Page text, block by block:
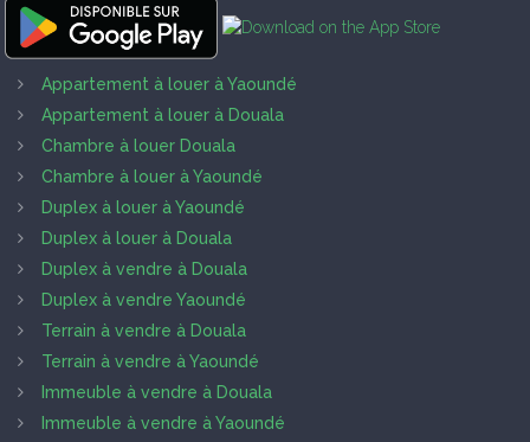
Appartement à louer à Yaoundé
Appartement à louer à Douala
Chambre à louer Douala
Chambre à louer à Yaoundé
Duplex à louer à Yaoundé
Duplex à louer à Douala
Duplex à vendre à Douala
Duplex à vendre Yaoundé
Terrain à vendre à Douala
Terrain à vendre à Yaoundé
Immeuble à vendre à Douala
Immeuble à vendre à Yaoundé